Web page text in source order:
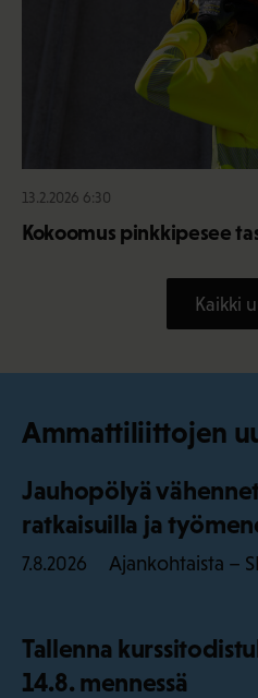
13.2.2026 6:30
Kokoomus pinkkipesee
Kaikki
Ammattiliittojen
Jauhopölyä
ratkaisuilla ja
7.8.2026 Ajankohtaista –
Tallenna
14.8. mennessä